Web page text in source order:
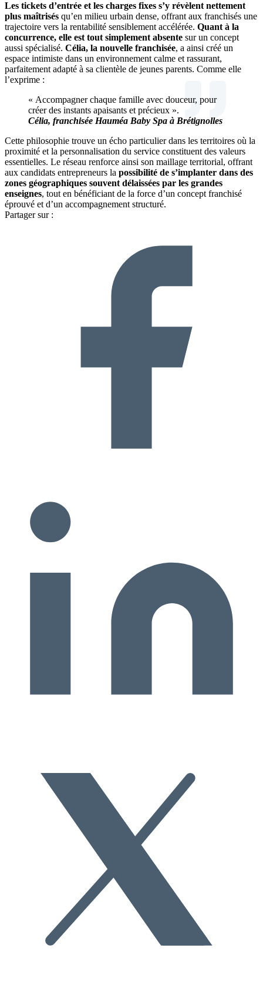
Les tickets d’entrée et les charges fixes s’y révèlent nettement
plus maîtrisés qu’en milieu urbain dense, offrant aux franchisés une
trajectoire vers la rentabilité sensiblement accélérée. Quant à la
concurrence, elle est tout simplement absente sur un concept
aussi spécialisé. Célia, la nouvelle franchisée, a ainsi créé un
espace intimiste dans un environnement calme et rassurant,
parfaitement adapté à sa clientèle de jeunes parents. Comme elle
l’exprime :
« Accompagner chaque famille avec douceur, pour
créer des instants apaisants et précieux ».
Célia, franchisée Hauméa Baby Spa à Brétignolles
Cette philosophie trouve un écho particulier dans les territoires où la
proximité et la personnalisation du service constituent des valeurs
essentielles. Le réseau renforce ainsi son maillage territorial, offrant
aux candidats entrepreneurs la possibilité de s’implanter dans des
zones géographiques souvent délaissées par les grandes
enseignes, tout en bénéficiant de la force d’un concept franchisé
éprouvé et d’un accompagnement structuré.
Partager sur :